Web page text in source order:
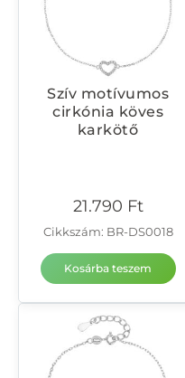
Szív motívumos
cirkónia köves
karkötő
21.790 Ft
Cikkszám: BR-DS0018
Kosárba teszem